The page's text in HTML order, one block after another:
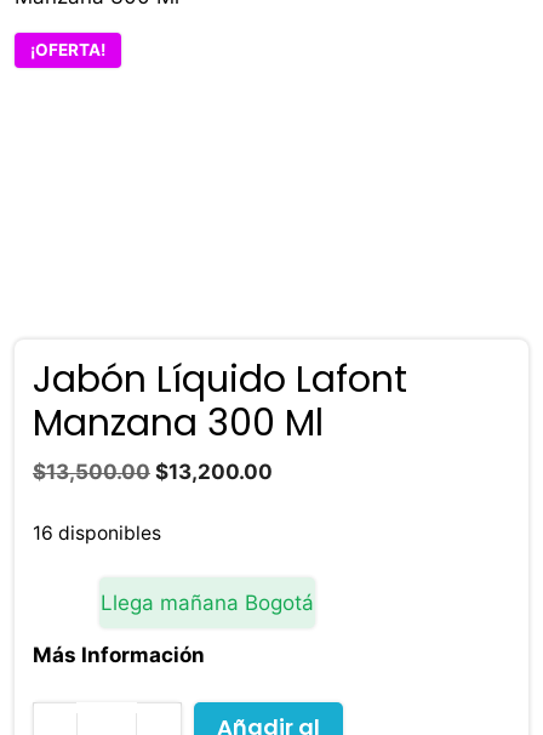
¡OFERTA!
Jabón Líquido Lafont
Manzana 300 Ml
$13,500.00 El
original
$13,500.00.
$13,200.00
$13,200.00.
16 disponibles
Llega mañana Bogotá
Más Información
Añadir al